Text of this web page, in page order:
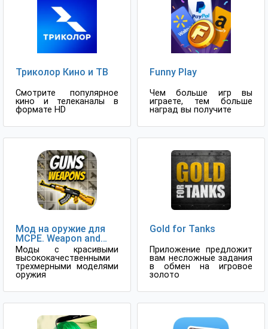
Триколор Кино и ТВ
Смотрите популярное
кино и телеканалы в
формате HD
Funny Play
Чем больше игр вы
играете, тем больше
наград вы получите
Мод на оружие для
MCPE. Weapon and
Guns Mod.
Моды с красивыми
высококачественными
трехмерными моделями
оружия
Gold for Tanks
Приложение предложит
вам несложные задания
в обмен на игровое
золото